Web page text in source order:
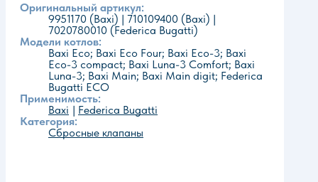
Оригинальный артикул:
9951170 (Baxi) | 710109400 (Baxi) |
7020780010 (Federica Bugatti)
Модели котлов:
Baxi Eco; Baxi Eco Four; Baxi Eco-3; Baxi
Eco-3 compact; Baxi Luna-3 Comfort; Baxi
Luna-3; Baxi Main; Baxi Main digit; Federica
Bugatti ECO
Применимость:
Baxi
Federica Bugatti
Категория:
Сбросные клапаны